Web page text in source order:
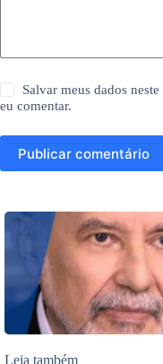
Salvar meus dados
eu comentar.
Publicar comentário
Leia também